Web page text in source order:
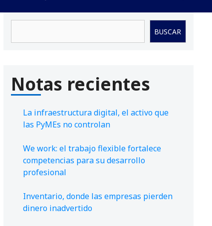
BUSCAR
Notas recientes
La infraestructura digital, el activo que
las PyMEs no controlan
We work: el trabajo flexible fortalece
competencias para su desarrollo
profesional
Inventario, donde las empresas pierden
dinero inadvertido